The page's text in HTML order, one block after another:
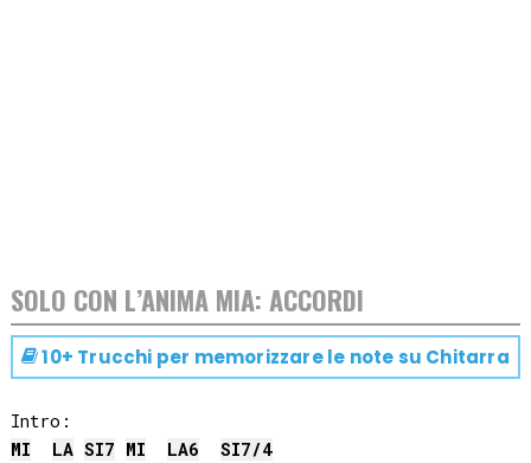
SOLO CON L’ANIMA MIA: ACCORDI
10+ Trucchi per memorizzare le note su Chitarra
MI
LA SI7 MI LA6 SI7/4